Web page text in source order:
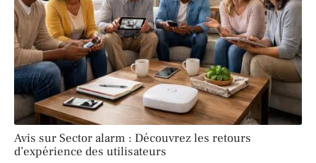
Avis sur Sector alarm : Découvrez les retours
d’expérience des utilisateurs